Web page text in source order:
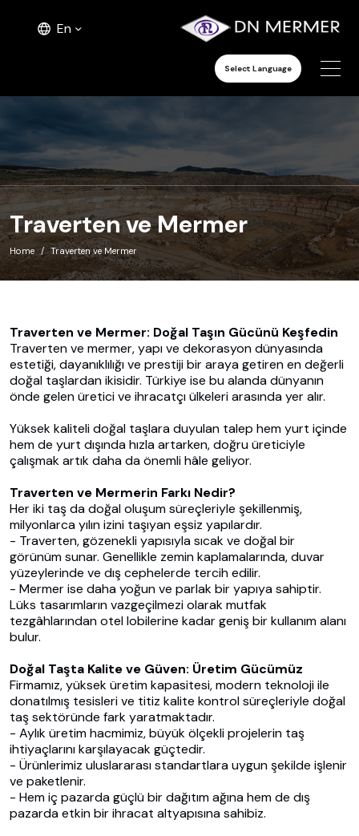
En
Select Language
Traverten ve Mermer
Home Traverten ve Mermer
Traverten ve Mermer: Doğal Taşın Gücünü Keşfedin
Traverten ve mermer, yapı ve dekorasyon dünyasında
estetiği, dayanıklılığı ve prestiji bir araya getiren en değerli
doğal taşlardan ikisidir. Türkiye ise bu alanda dünyanın
önde gelen üretici ve ihracatçı ülkeleri arasında yer alır.
Yüksek kaliteli doğal taşlara duyulan talep hem yurt içinde
hem de yurt dışında hızla artarken, doğru üreticiyle
çalışmak artık daha da önemli hâle geliyor.
Traverten ve Mermerin Farkı Nedir?
Her iki taş da doğal oluşum süreçleriyle şekillenmiş,
milyonlarca yılın izini taşıyan eşsiz yapılardır.
- Traverten, gözenekli yapısıyla sıcak ve doğal bir
görünüm sunar. Genellikle zemin kaplamalarında, duvar
yüzeylerinde ve dış cephelerde tercih edilir.
- Mermer ise daha yoğun ve parlak bir yapıya sahiptir.
Lüks tasarımların vazgeçilmezi olarak mutfak
tezgâhlarından otel lobilerine kadar geniş bir kullanım alanı
bulur.
Doğal Taşta Kalite ve Güven: Üretim Gücümüz
Firmamız, yüksek üretim kapasitesi, modern teknoloji ile
donatılmış tesisleri ve titiz kalite kontrol süreçleriyle doğal
taş sektöründe fark yaratmaktadır.
- Aylık üretim hacmimiz, büyük ölçekli projelerin taş
ihtiyaçlarını karşılayacak güçtedir.
- Ürünlerimiz uluslararası standartlara uygun şekilde işlenir
ve paketlenir.
- Hem iç pazarda güçlü bir dağıtım ağına hem de dış
pazarda etkin bir ihracat altyapısına sahibiz.